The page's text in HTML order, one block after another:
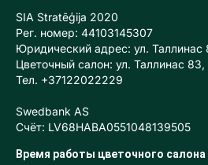
SIA Stratēģija 2020
Рег. номер: 44103145307
Юридический адрес: ул. Таллинас
Цветочный салон: ул. Таллинас
Тел. +37122022229
Swedbank AS
Счёт: LV68HABA0551048139505
Время работы цветочного салона